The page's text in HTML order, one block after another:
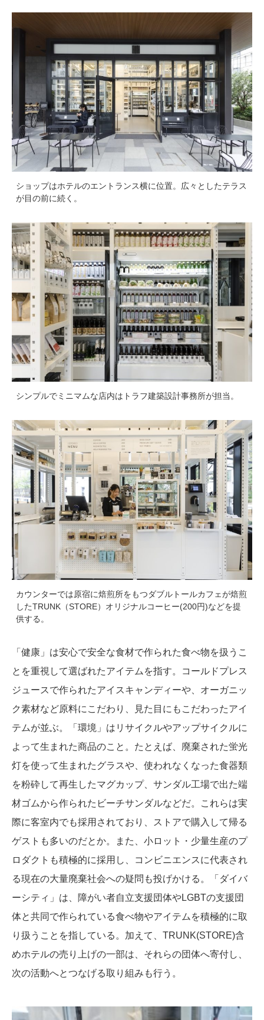
ショップはホテルのエントランス横に位置。広々としたテラス
が目の前に続く。
シンプルでミニマムな店内はトラフ建築設計事務所が担当。
カウンターでは原宿に焙煎所をもつダブルトールカフェが焙煎
したTRUNK（STORE）オリジナルコーヒー(200円)などを提
供する。
「健康」は安心で安全な食材で作られた食べ物を扱うこ
とを重視して選ばれたアイテムを指す。コールドプレス
ジュースで作られたアイスキャンディーや、オーガニッ
ク素材など原料にこだわり、見た目にもこだわったアイ
テムが並ぶ。「環境」はリサイクルやアップサイクルに
よって生まれた商品のこと。たとえば、廃棄された蛍光
灯を使って生まれたグラスや、使われなくなった食器類
を粉砕して再生したマグカップ、サンダル工場で出た端
材ゴムから作られたビーチサンダルなどだ。これらは実
際に客室内でも採用されており、ストアで購入して帰る
ゲストも多いのだとか。また、小ロット・少量生産のプ
ロダクトも積極的に採用し、コンビニエンスに代表され
る現在の大量廃棄社会への疑問も投げかける。「ダイバ
ーシティ」は、障がい者自立支援団体やLGBTの支援団
体と共同で作られている食べ物やアイテムを積極的に取
り扱うことを指している。加えて、TRUNK(STORE)含
めホテルの売り上げの一部は、それらの団体へ寄付し、
次の活動へとつなげる取り組みも行う。